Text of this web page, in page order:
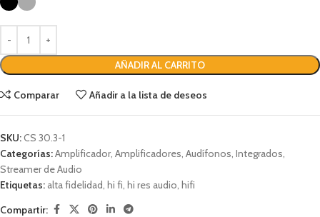
AÑADIR AL CARRITO
Comparar Añadir a la lista de deseos
SKU:CS 30.3-1
Categorías:Amplificador, Amplificadores, Audífonos, Integrados,
Streamer de Audio
Etiquetas: alta fidelidad, hi fi, hi res audio, hifi
Compartir: